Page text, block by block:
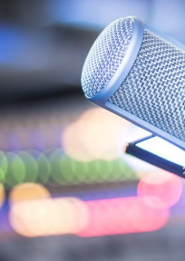
La sieste
de dormir la
VIH : la fin du
tous les jours
elle enfin ?